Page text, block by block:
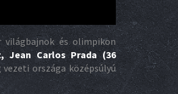
és olimpikon
Jean Carlos Prada (36
országa középsúlyú